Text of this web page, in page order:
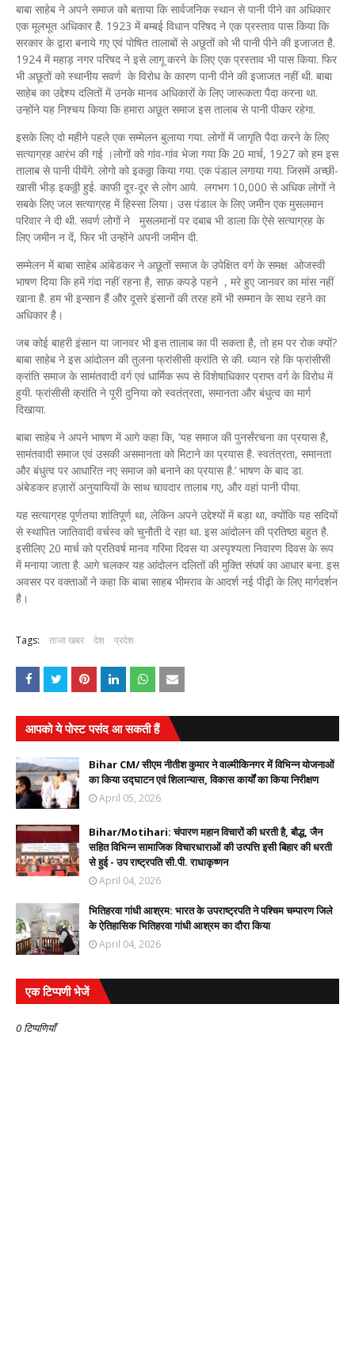
बाबा साहेब ने अपने समाज को बताया कि सार्वजनिक स्थान से पानी पीने का अधिकार
एक मूलभूत अधिकार है. 1923 में बम्बई विधान परिषद ने एक प्रस्ताव पास किया कि
सरकार के द्वारा बनाये गए एवं पोषित तालाबों से अछूतों को भी पानी पीने की इजाजत है.
1924 में महाड़ नगर परिषद ने इसे लागू करने के लिए एक प्रस्ताव भी पास किया. फिर
भी अछूतों को स्थानीय सवर्ण के विरोध के कारण पानी पीने की इजाजत नहीं थी. बाबा
साहेब का उद्देश्य दलितों में उनके मानव अधिकारों के लिए जारूकता पैदा करना था.
उन्होंने यह निश्चय किया कि हमारा अछूत समाज इस तालाब से पानी पीकर रहेगा.
इसके लिए दो महीने पहले एक सम्मेलन बुलाया गया. लोगों में जागृति पैदा करने के लिए
सत्याग्रह आरंभ की गई ।लोगों को गांव-गांव भेजा गया कि 20 मार्च, 1927 को हम इस
तालाब से पानी पीयेंगे. लोगो को इकठ्ठा किया गया. एक पंडाल लगाया गया. जिसमें अच्छी-
खासी भीड़ इकठ्ठी हुई. काफी दूर-दूर से लोग आये. लगभग 10,000 से अधिक लोगों ने
सबके लिए जल सत्याग्रह में हिस्सा लिया। उस पंडाल के लिए जमीन एक मुसलमान
परिवार ने दी थी. सवर्ण लोगों ने मुसलमानों पर दबाब भी डाला कि ऐसे सत्याग्रह के
लिए जमीन न दें, फिर भी उन्होंने अपनी जमीन दी.
सम्मेलन में बाबा साहेब आंबेडकर ने अछूतों समाज के उपेक्षित वर्ग के समक्ष ओजस्वी
भाषण दिया कि हमें गंदा नहीं रहना है, साफ़ कपड़े पहने , मरे हुए जानवर का मांस नहीं
खाना है. हम भी इन्सान हैं और दूसरे इंसानों की तरह हमें भी सम्मान के साथ रहने का
अधिकार है।
जब कोई बाहरी इंसान या जानवर भी इस तालाब का पी सकता है, तो हम पर रोक क्यों?
बाबा साहेब ने इस आंदोलन की तुलना फ्रांसीसी क्रांति से की. ध्यान रहे कि फ्रांसीसी
क्रांति समाज के सामंतवादी वर्ग एवं धार्मिक रूप से विशेषाधिकार प्राप्त वर्ग के विरोध में
हुयी. फ्रांसीसी क्रांति ने पूरी दुनिया को स्वतंत्रता, समानता और बंधुत्व का मार्ग
दिखाया.
बाबा साहेब ने अपने भाषण में आगे कहा कि, ‘यह समाज की पुनर्संरचना का प्रयास है,
सामंतवादी समाज एवं उसकी असमानता को मिटाने का प्रयास है. स्वतंत्रता, समानता
और बंधुत्व पर आधारित नए समाज को बनाने का प्रयास है.’ भाषण के बाद डा.
अंबेडकर हज़ारों अनुयायियों के साथ चावदार तालाब गए, और वहां पानी पीया.
यह सत्याग्रह पूर्णतया शांतिपूर्ण था, लेकिन अपने उद्देश्यों में बड़ा था, क्योंकि यह सदियों
से स्थापित जातिवादी वर्चस्व को चुनौती दे रहा था. इस आंदोलन की प्रतिष्ठा बहुत है.
इसीलिए 20 मार्च को प्रतिवर्ष मानव गरिमा दिवस या अस्पृश्यता निवारण दिवस के रूप
में मनाया जाता है. आगे चलकर यह आंदोलन दलितों की मुक्ति संघर्ष का आधार बना. इस
अवसर पर वक्ताओं ने कहा कि बाबा साहब भीमराव के आदर्श नई पीढ़ी के लिए मार्गदर्शन
है।
Tags: ताजा खबर देश प्रदेश
आपको ये पोस्ट पसंद आ सकती हैं
Bihar CM/ सीएम नीतीश कुमार ने वाल्मीकिनगर में विभिन्न योजनाओं
का किया उद्घाटन एवं शिलान्यास, विकास कार्यों का किया निरीक्षण
April 05, 2026
Bihar/Motihari: चंपारण महान विचारों की धरती है, बौद्ध, जैन
सहित विभिन्न सामाजिक विचारधाराओं की उत्पत्ति इसी बिहार की धरती
से हुई - उप राष्ट्रपति सी.पी. राधाकृष्णन
April 04, 2026
भितिहरवा गांधी आश्रम: भारत के उपराष्ट्रपति ने पश्चिम चम्पारण जिले
के ऐतिहासिक भितिहरवा गांधी आश्रम का दौरा किया
April 04, 2026
एक टिप्पणी भेजें
0 टिप्पणियाँ